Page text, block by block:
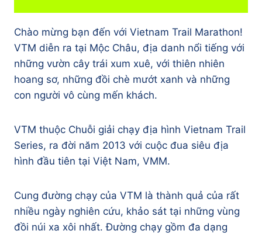
Chào mừng bạn đến với Vietnam Trail Marathon!
VTM diễn ra tại Mộc Châu, địa danh nổi tiếng với
những vườn cây trái xum xuê, với thiên nhiên
hoang sơ, những đồi chè mướt xanh và những
con người vô cùng mến khách.
VTM thuộc Chuỗi giải chạy địa hình Vietnam Trail
Series, ra đời năm 2013 với cuộc đua siêu địa
hình đầu tiên tại Việt Nam, VMM.
Cung đường chạy của VTM là thành quả của rất
nhiều ngày nghiên cứu, khảo sát tại những vùng
đồi núi xa xôi nhất. Đường chạy gồm đa dạng